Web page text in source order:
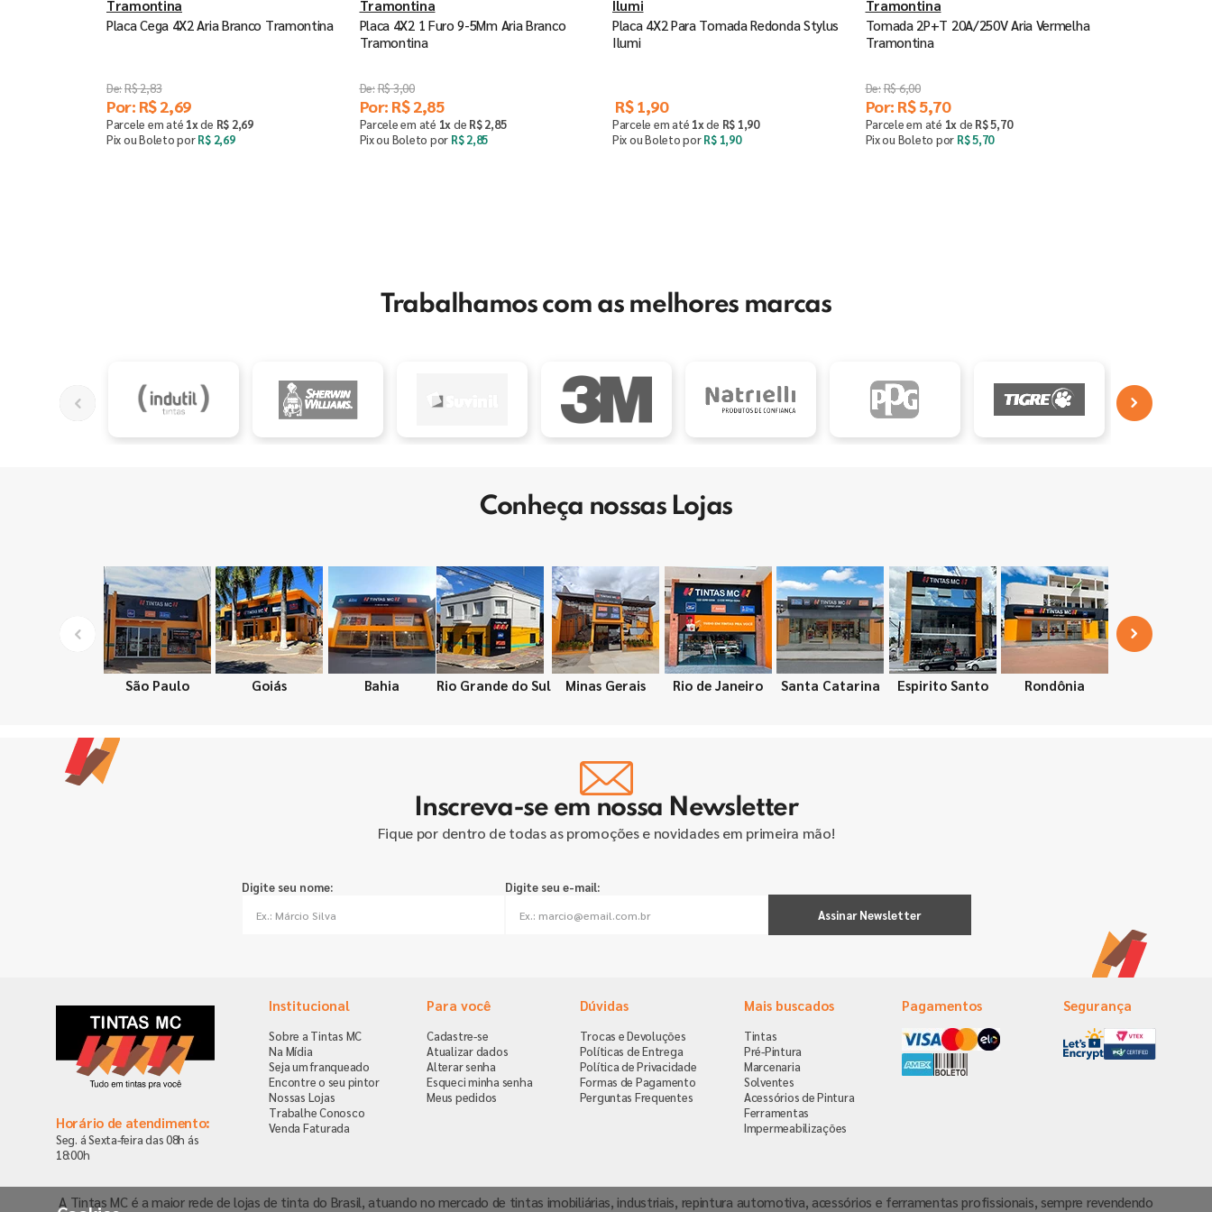
Tramontina
Placa Cega 4X2 Aria Branco Tramontina
R$2,83
Por: R$2,69
Parcele em até 1xde R$ 2,69
Pix ou Boleto porR$ 2,69
Tramontina
Placa 4X2 1 Furo 9-5Mm Aria Branco
Tramontina
R$3,00
Por: R$ 2,85
Parcele em até 1xde R$ 2,85
Pix ou Boleto por R$ 2,85
Ilumi
Placa 4X2 Para Tomada Redonda Stylus
Ilumi
R$ 1,90
Parcele em até 1xde R$ 1,90
Pix ou Boleto porR$ 1,90
Tramontina
Tomada 2P+T 20A/250V Aria Vermelha
Tramontina
R$6,00
Por: R$ 5,70
Parcele em até 1xde R$5,70
Pix ou Boleto por R$5,70
Trabalhamos com as melhores marcas
Conheça nossas Lojas
São Paulo Goiás Bahia Rio Grande do Sul Minas Gerais Rio de Janeiro Santa Catarina Espirito Santo Rondônia
Inscreva-se em nossa Newsletter
Fique por dentro de todas as promoções e novidades em primeira mão!
Digite seu nome:
Digite seu e-mail:
Assinar Newsletter
Horário de atendimento:
Seg. á Sexta-feira das 08h ás
18:00h
Institucional
Sobre a Tintas MC
Na Mídia
Seja um franqueado
Encontre o seu pintor
Nossas Lojas
Trabalhe Conosco
Venda Faturada
Para você
Cadastre-se
Atualizar dados
Alterar senha
Esqueci minha senha
Meus pedidos
Dúvidas
Trocas e Devoluções
Políticas de Entrega
Política de Privacidade
Formas de Pagamento
Perguntas Frequentes
Mais buscados
Tintas
Pré-Pintura
Marcenaria
Solventes
Acessórios de Pintura
Ferramentas
Impermeabilizações
Pagamentos Segurança
A Tintas MC é a maior rede de lojas de tinta do Brasil, atuando no mercado de tintas imobiliárias, industriais, repintura automotiva, acessórios e ferramentas profissionais, sempre revendendo